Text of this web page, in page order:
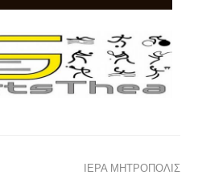
ΙΕΡΑ ΜΗΤΡΟΠΟΛΙΣ